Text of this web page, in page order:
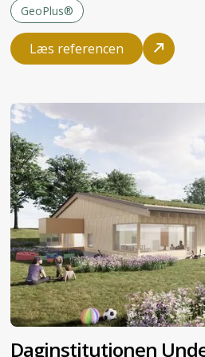
GeoPlus®
Læs referencen
Daginstitutionen